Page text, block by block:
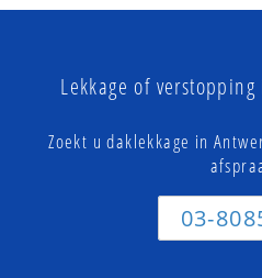
Lekkage of
Zoekt u daklekkage in
03-